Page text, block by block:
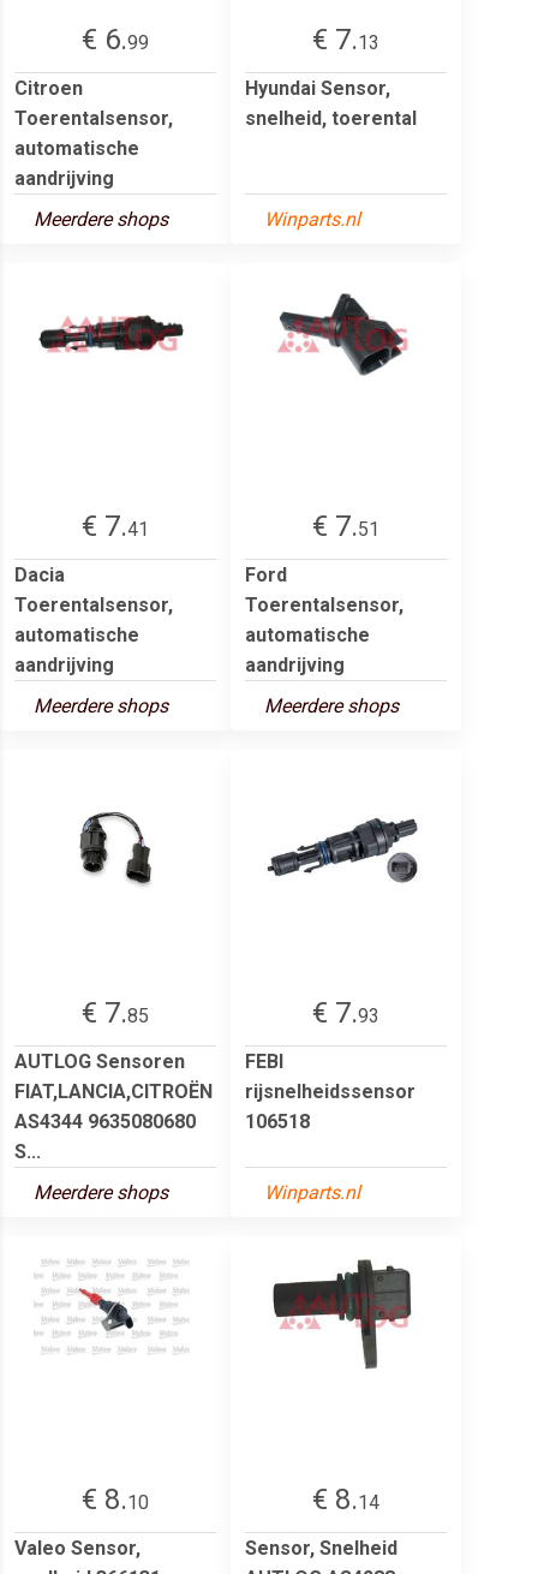
€ 6.99
Citroen
Toerentalsensor,
automatische
aandrijving
Meerdere shops
€ 7.13
Hyundai Sensor,
snelheid, toerental
Winparts.nl
€ 7.41
Dacia
Toerentalsensor,
automatische
aandrijving
Meerdere shops
€ 7.51
Ford
Toerentalsensor,
automatische
aandrijving
Meerdere shops
€ 7.85
AUTLOG Sensoren
FIAT,LANCIA,CITROËN
AS4344 9635080680
S...
Meerdere shops
€ 7.93
FEBI
rijsnelheidssensor
106518
Winparts.nl
€ 8.10
Valeo Sensor,
€ 8.14
Sensor, Snelheid